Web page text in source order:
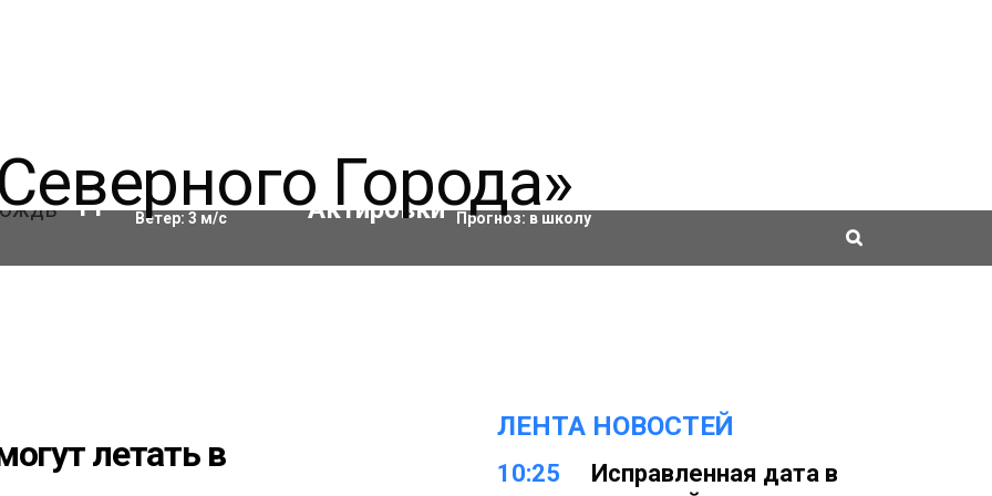
11 °C Влажность:90%
Ветер: 3 м/с
Актировки
Прогноз: в школу
летать в
ЛЕНТА НОВОСТЕЙ
10:25
Исправленная дата в